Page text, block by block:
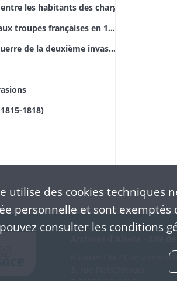
du 10 avril 1819, pièces justificatives, correspondance annexe): comptes communaux (dans l'ordre alphabétique des communes)
françaises en 1815
de la deuxième invasion
1818)
Bâtiment M / Cité
utilise des cookiestechniques
personnelle et sont
consulter les conditions